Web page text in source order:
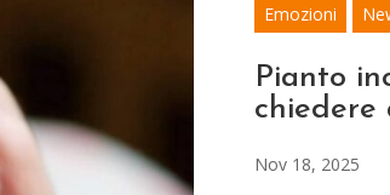
Emozioni
Pianto
chiedere
Nov 18, 2025